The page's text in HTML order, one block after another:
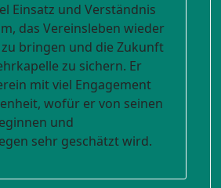
Einsatz und Verständnis
das Vereinsleben wieder
bringen und die Zukunft
zu sichern. Er
mit viel Engagement
wofür er von seinen
und
sehr geschätzt wird.